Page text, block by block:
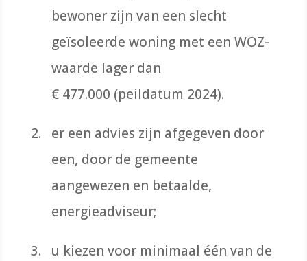
bewoner zijn van een slecht
geïsoleerde woning met een WOZ-
waarde lager dan
€ 477.000 (peildatum 2024).
er een advies zijn afgegeven door
een, door de gemeente
aangewezen en betaalde,
energieadviseur;
u kiezen voor minimaal één van de